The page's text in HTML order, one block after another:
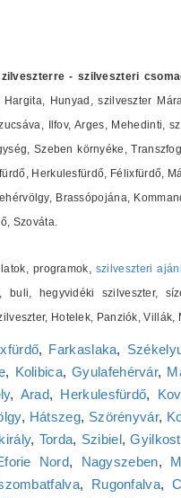
- szilveszteri
Hunyad, szilveszter
Ilfov, Arges,
Szeben környéke,
Herkulesfürdő, Félixfürdő,
Brassópojána,
Szováta.
programok, szilveszteri
buli, hegyvidéki szilveszter,
Hotelek, Panziók,
, Farkaslaka,
, Kolibica,Gyulafehérvár,
, Arad, Herkulesfürdő,
, Hátszeg, Szörényvár,
, Torda, Szibiel,
Nord, Nagyszeben,
, Rugonfalva,